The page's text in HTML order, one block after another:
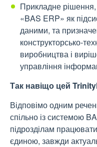
Прикладне рішення,
«BAS ERP» як
даними, та
конструкторсько-
виробництва і
управління
Так навіщо цей
Відповімо одним
спільно із системою
підрозділам
єдиною, завжди